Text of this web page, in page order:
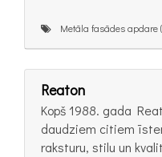
Metāla fasādes apdare
Reaton
Kopš 1988. gada
daudziem citiem
raksturu, stilu un